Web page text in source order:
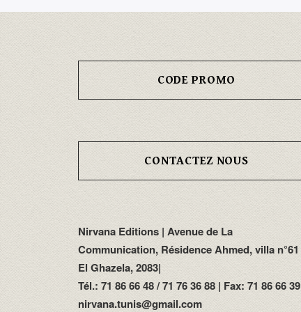
CODE PROMO
CONTACTEZ NOUS
Nirvana Editions | Avenue de La
Communication, Résidence Ahmed, villa n°61
El Ghazela, 2083|
Tél.: 71 86 66 48 / 71 76 36 88 | Fax: 71 86 66 39
nirvana.tunis@gmail.com